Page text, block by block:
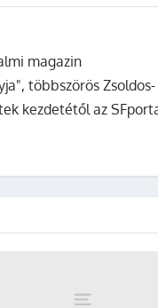
magazin
többszörös Zsoldos-
kezdetétől az